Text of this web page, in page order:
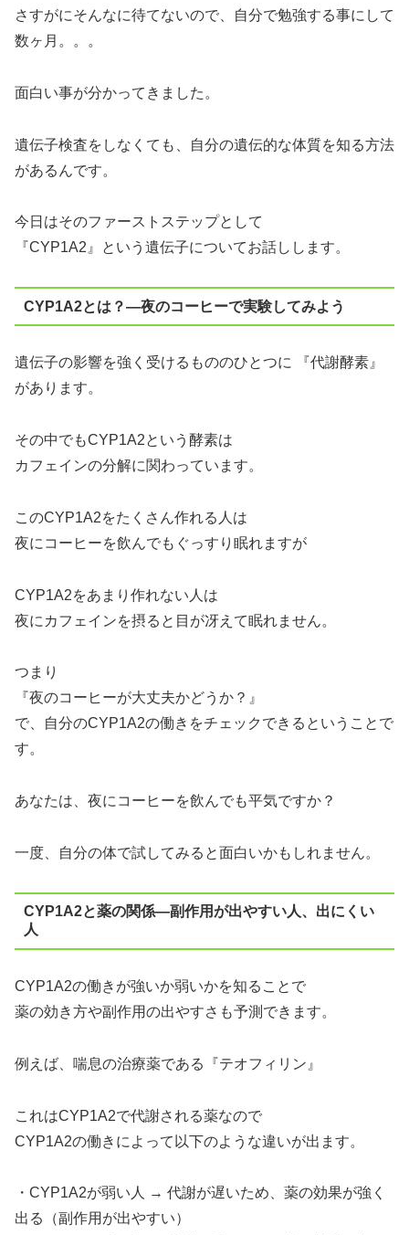
さすがにそんなに待てないので、自分で勉強する事にして
数ヶ月。。。
面白い事が分かってきました。
遺伝子検査をしなくても、自分の遺伝的な体質を知る方法
があるんです。
今日はそのファーストステップとして
『CYP1A2』という遺伝子についてお話しします。
CYP1A2とは？—夜のコーヒーで実験してみよう
遺伝子の影響を強く受けるもののひとつに 『代謝酵素』
があります。
その中でもCYP1A2という酵素は
カフェインの分解に関わっています。
このCYP1A2をたくさん作れる人は
夜にコーヒーを飲んでもぐっすり眠れますが
CYP1A2をあまり作れない人は
夜にカフェインを摂ると目が冴えて眠れません。
つまり
『夜のコーヒーが大丈夫かどうか？』
で、自分のCYP1A2の働きをチェックできるということで
す。
あなたは、夜にコーヒーを飲んでも平気ですか？
一度、自分の体で試してみると面白いかもしれません。
CYP1A2と薬の関係—副作用が出やすい人、出にくい
人
CYP1A2の働きが強いか弱いかを知ることで
薬の効き方や副作用の出やすさも予測できます。
例えば、喘息の治療薬である『テオフィリン』
これはCYP1A2で代謝される薬なので
CYP1A2の働きによって以下のような違いが出ます。
・CYP1A2が弱い人 → 代謝が遅いため、薬の効果が強く
出る（副作用が出やすい）